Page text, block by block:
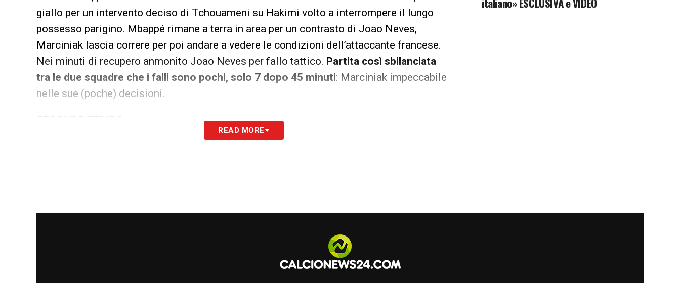
giallo per un intervento deciso di Tchouameni su Hakimi volto a interrompere il lungo
possesso parigino. Mbappé rimane a terra in area per un contrasto di Joao Neves,
Marciniak lascia correre per poi andare a vedere le condizioni dell’attaccante francese.
Nei minuti di recupero anmonito Joao Neves per fallo tattico. Partita così sbilanciata
tra le due squadre che i falli sono pochi, solo 7 dopo 45 minuti: Marciniak impeccabile
nelle sue (poche) decisioni.
raccogliendo un appoggio corto di Valverde.Il 4-0 induce l’arbitro a non dare neanche
READ MORE